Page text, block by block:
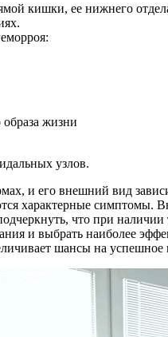
кишки, ее нижнего
жизни
узлов.
и его внешний вид
характерные
что при
и выбрать наиболее
шансы на успешное